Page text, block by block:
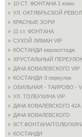
10 СТ. ФОНТАНА 1 комн
УЛ. ОКТЯБРЬСКОЙ
КРАСНЫЕ ЗОРИ
11 ст. ФОНТАНА
СУХОЙ ЛИМАН VIP
КОСТАНДИ еврокоттедж
ХРУСТАЛЬНЫЙ
ДАЧА КОВАЛЕВСКОГО VIP
КОСТАНДИ-3 переулок
ОБИЛЬНАЯ - ТАИРОВО -
УЛ. ТОЛБУХИНА VIP
ДАЧА КОВАЛЕВСКОГО 42А
ДАЧА КОВАЛЕВСКОГО
9СТ.ФОНТАНА/
КОСТАНДИ